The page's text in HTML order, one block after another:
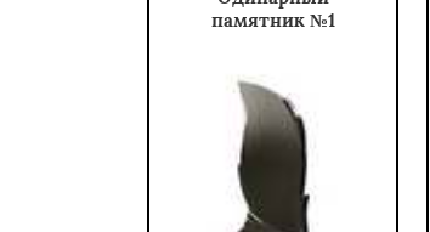
памятник №1